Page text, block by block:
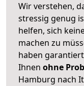
Wir verstehen,
stressig genug
helfen, sich
machen zu
haben
Ihnen ohne
Hamburg nach